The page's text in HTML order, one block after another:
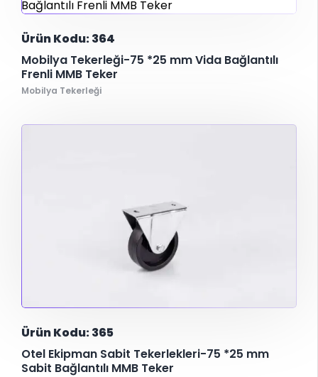
Ürün Kodu: 364
Mobilya Tekerleği-75 *25 mm Vida Bağlantılı
Frenli MMB Teker
Mobilya Tekerleği
Ürün Kodu: 365
Otel Ekipman Sabit Tekerlekleri-75 *25 mm
Sabit Bağlantılı MMB Teker